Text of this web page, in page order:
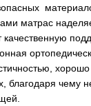
матрас
благодаря чему